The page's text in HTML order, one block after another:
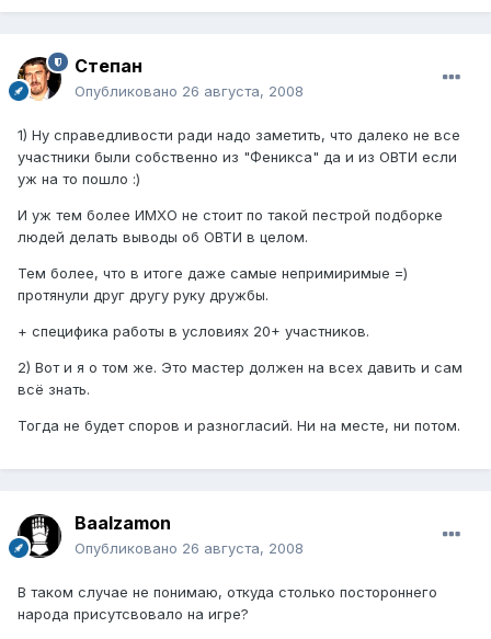
Степан
Опубликовано 26 августа, 2008
1) Ну справедливости ради надо заметить, что далеко не все
участники были собственно из "Феникса" да и из ОВТИ если
уж на то пошло :)
И уж тем более ИМХО не стоит по такой пестрой подборке
людей делать выводы об ОВТИ в целом.
Тем более, что в итоге даже самые непримиримые =)
протянули друг другу руку дружбы.
+ специфика работы в условиях 20+ участников.
2) Вот и я о том же. Это мастер должен на всех давить и сам
всё знать.
Тогда не будет споров и разногласий. Ни на месте, ни потом.
Baalzamon
Опубликовано 26 августа, 2008
В таком случае не понимаю, откуда столько постороннего
народа присутсвовало на игре?